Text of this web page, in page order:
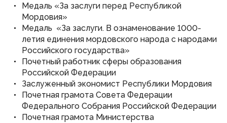
Медаль «За заслуги перед Республикой
Мордовия»
Медаль «За заслуги. В ознаменование 1000-
летия единения мордовского народа с народами
Российского государства»
Почетный работник сферы образования
Российской Федерации
Заслуженный экономист Республики Мордовия
Почетная грамота Совета Федерации
Федерального Собрания Российской Федерации
Почетная грамота Министерства